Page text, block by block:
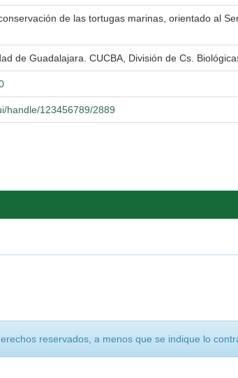
de las tortugas marinas, orientado al
de Guadalajara. CUCBA, División de Cs.
handle/123456789/2889
reservados, a menos que se indique lo